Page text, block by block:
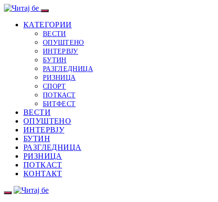
КАТЕГОРИИ
ВЕСТИ
ОПУШТЕНО
ИНТЕРВЈУ
БУТИН
РАЗГЛЕДНИЦА
РИЗНИЦА
СПОРТ
ПОТКАСТ
БИТФЕСТ
ВЕСТИ
ОПУШТЕНО
ИНТЕРВЈУ
БУТИН
РАЗГЛЕДНИЦА
РИЗНИЦА
ПОТКАСТ
КОНТАКТ